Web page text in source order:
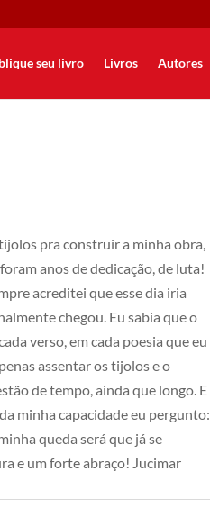
seu livro Livros Autores
pra construir a minha obra,
anos de dedicação, de luta!
acreditei que esse dia iria
chegou. Eu sabia que o
verso, em cada poesia que eu
assentar os tijolos e o
de tempo, ainda que longo. E
minha capacidade eu pergunto:
queda será que já se
e um forte abraço! Jucimar